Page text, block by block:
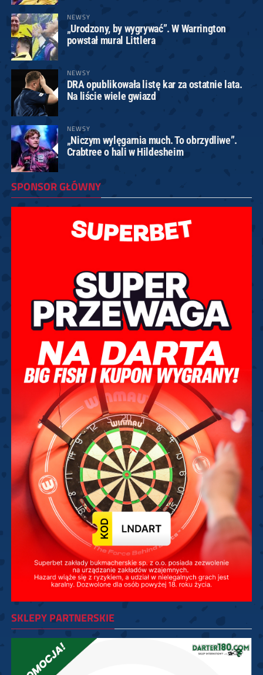
NEWSY
„Urodzony, by wygrywać”. W Warrington
powstał mural Littlera
NEWSY
DRA opublikowała listę kar za ostatnie lata.
Na liście wiele gwiazd
NEWSY
„Niczym wylęgarnia much. To obrzydliwe”.
Crabtree o hali w Hildesheim
SPONSOR GŁÓWNY
SKLEPY PARTNERSKIE